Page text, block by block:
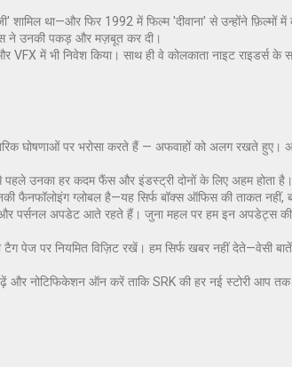
था—और फिर 1992 में फिल्म 'दीवाना' से उन्होंने फ़िल्मों में
ने उनकी पकड़ और मज़बूत कर दी।
में भी निवेश किया। साथ ही वे कोलकाता नाइट राइडर्स के
घोषणाओं पर भरोसा करते हैं — अफवाहों को अलग रखते हुए।
उनका हर कदम फैंस और इंडस्ट्री दोनों के लिए अहम होता है।
फैनफॉलोइंग ग्लोबल है—यह सिर्फ बॉक्स ऑफिस की ताकत नहीं,
अपडेट आते रहते हैं। जुना महल पर हम इन अपडेट्स की
टैग पेज पर नियमित विज़िट रखें। हम सिर्फ खबर नहीं देते—वेसी
और नोटिफिकेशन ऑन करें ताकि SRK की हर नई स्टोरी आप